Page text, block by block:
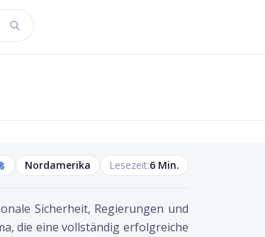
Nordamerika Lesezeit:6 Min.
Sicherheit, Regierungen und
die eine vollständig erfolgreiche